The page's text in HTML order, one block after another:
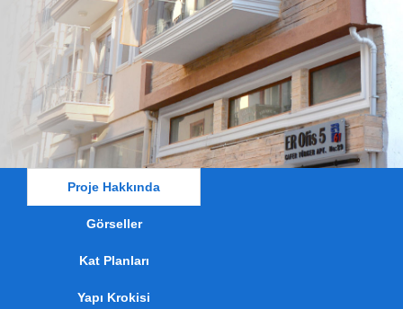
Proje Hakkında
Görseller
Kat Planları
Yapı Krokisi